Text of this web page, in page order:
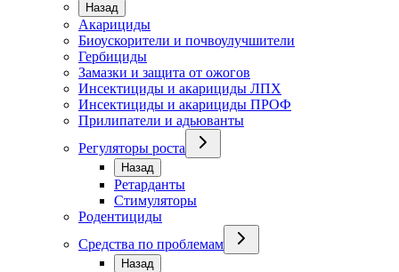
Назад
Акарициды
Биоускорители и почвоулучшители
Гербициды
Замазки и защита от ожогов
Инсектициды и акарициды ЛПХ
Инсектициды и акарициды ПРОФ
Прилипатели и адьюванты
Регуляторы роста
Назад
Ретарданты
Стимуляторы
Родентициды
Средства по проблемам
Назад